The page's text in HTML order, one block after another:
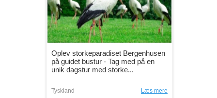
Oplev storkeparadiset Bergenhusen
på guidet bustur - Tag med på en
unik dagstur med storke...
Tyskland Læs mere